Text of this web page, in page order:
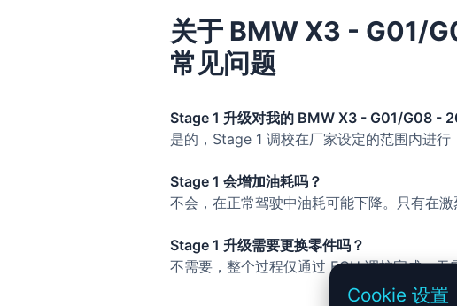
关于 BMW X3 - G01/
常见问题
Stage 1 升级对我的 BMW X3 - G01/G08 -
是的，Stage 1 调校在厂家设定的范围内进行
Stage 1 会增加油耗吗？
不会，在正常驾驶中油耗可能下降。只有在激
Stage 1 升级需要更换零件吗？
不需要，整个过程仅通过 ECU 调校完成，无
Cookie 设置